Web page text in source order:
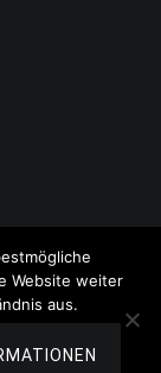
reserved.
.
Website weiter
aus.